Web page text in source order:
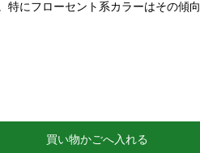
にフローセント系カラーはその傾向
買い物かごへ入れる